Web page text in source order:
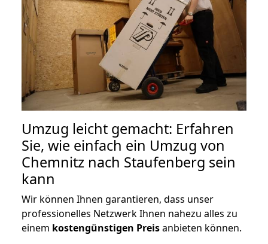
Umzug leicht gemacht: Erfahren
Sie, wie einfach ein Umzug von
Chemnitz nach Staufenberg sein
kann
Wir können Ihnen garantieren, dass unser
professionelles Netzwerk Ihnen nahezu alles zu
einem kostengünstigen Preisanbieten können.